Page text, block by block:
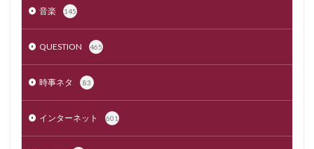
音楽 145
QUESTION 465
時事ネタ 83
インターネット 601